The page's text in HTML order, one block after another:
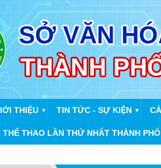
THIỆU ▼ TIN TỨC - SỰ KIỆN ▼
THỂ THAO LẦN THỨ NHẤT THÀNH